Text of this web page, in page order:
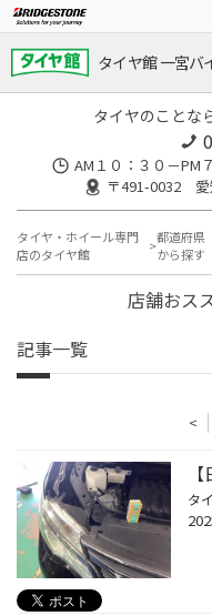
タイヤ館 一宮バ
タイヤのことな
AM１０：３０－PM
〒491-0032 愛
タイヤ・ホイール専門
店のタイヤ館
都道府県
から探す
店舗おス
記事一覧
<